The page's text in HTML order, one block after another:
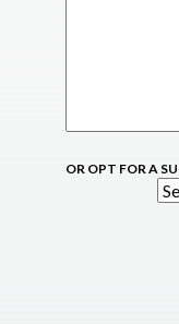
OR OPT FOR A